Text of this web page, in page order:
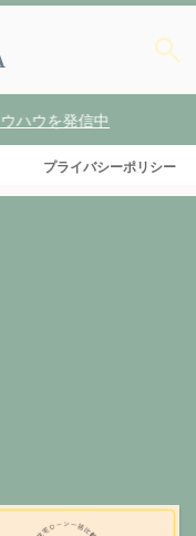
信中
プライバシーポリシー